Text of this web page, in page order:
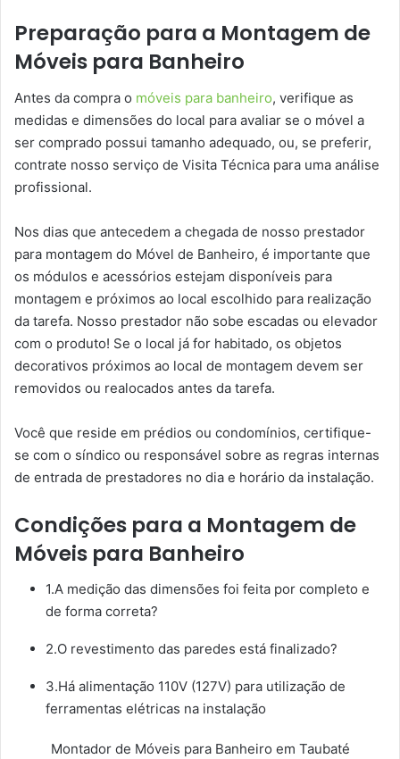
Preparação para a Montagem de
Móveis para Banheiro
Antes da compra o móveis para banheiro, verifique as
medidas e dimensões do local para avaliar se o móvel a
ser comprado possui tamanho adequado, ou, se preferir,
contrate nosso serviço de Visita Técnica para uma análise
profissional.
Nos dias que antecedem a chegada de nosso prestador
para montagem do Móvel de Banheiro, é importante que
os módulos e acessórios estejam disponíveis para
montagem e próximos ao local escolhido para realização
da tarefa. Nosso prestador não sobe escadas ou elevador
com o produto! Se o local já for habitado, os objetos
decorativos próximos ao local de montagem devem ser
removidos ou realocados antes da tarefa.
Você que reside em prédios ou condomínios, certifique-
se com o síndico ou responsável sobre as regras internas
de entrada de prestadores no dia e horário da instalação.
Condições para a Montagem de
Móveis para Banheiro
1.A medição das dimensões foi feita por completo e
de forma correta?
2.O revestimento das paredes está finalizado?
3.Há alimentação 110V (127V) para utilização de
ferramentas elétricas na instalação
Montador de Móveis para Banheiro em Taubaté